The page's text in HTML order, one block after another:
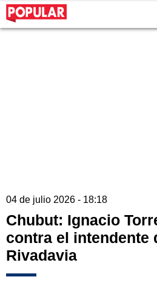
04 de julio 2026 - 18:18
Chubut: Ignacio
contra el intendente
Rivadavia